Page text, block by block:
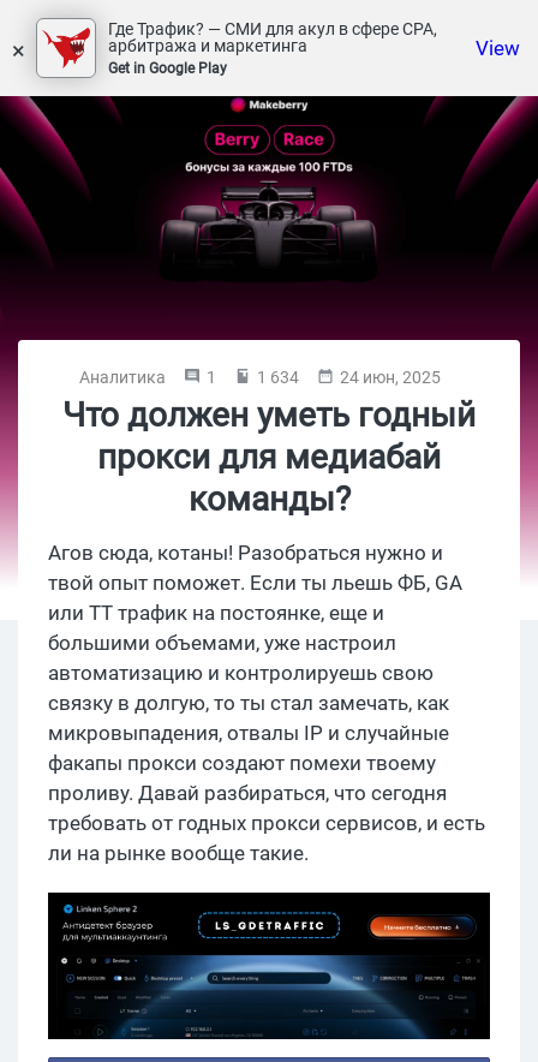
×
Где Трафик? — СМИ для акул в сфере СРА,
арбитража и маркетинга
Get in Google Play
View
Аналитика 1 1 634 24 июн, 2025
Что должен уметь годный
прокси для медиабай
команды?
Агов сюда, котаны! Разобраться нужно и
твой опыт поможет. Если ты льешь ФБ, GA
или TT трафик на постоянке, еще и
большими объемами, уже настроил
автоматизацию и контролируешь свою
связку в долгую, то ты стал замечать, как
микровыпадения, отвалы IP и случайные
факапы прокси создают помехи твоему
проливу. Давай разбираться, что сегодня
требовать от годных прокси сервисов, и есть
ли на рынке вообще такие.